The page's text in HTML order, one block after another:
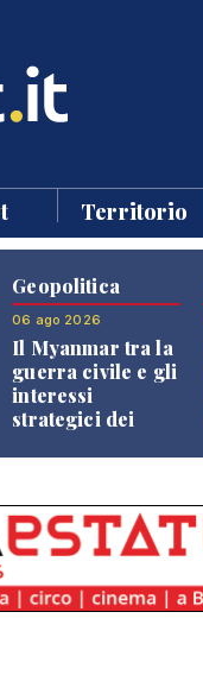
Territorio
Geopolitica
06 ago 2026
Il Myanmar tra la
guerra civile e gli
interessi
strategici dei